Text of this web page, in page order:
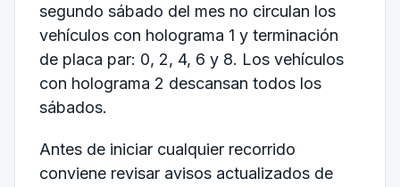
segundo sábado del mes no circulan los
vehículos con holograma 1 y terminación
de placa par: 0, 2, 4, 6 y 8. Los vehículos
con holograma 2 descansan todos los
sábados.
Antes de iniciar cualquier recorrido
conviene revisar avisos actualizados de